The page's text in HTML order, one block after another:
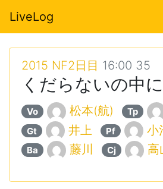
LiveLog
2015 NF2日目 16:00 35
くだらないの中
Vo 松本(航) Tp
Gt 井上 Pf 小
Ba 藤川 Cj 高